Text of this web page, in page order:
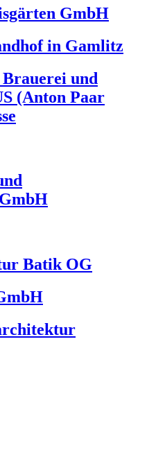
GmbH
in Gamlitz
und
(Anton Paar
Batik OG